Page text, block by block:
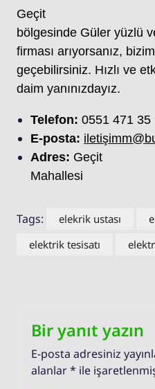
Geçit
bölgesinde Güler yüzlü
firması arıyorsanız,
geçebilirsiniz. Hızlı ve
daim yanınızdayız.
Telefon: 0551 471 35
E-posta:
Adres: Geçit
Mahallesi
Tags: elekrik ustası
elektrik tesisatı
Bir yanıt yazın
E-posta adresiniz
alanlar* ile